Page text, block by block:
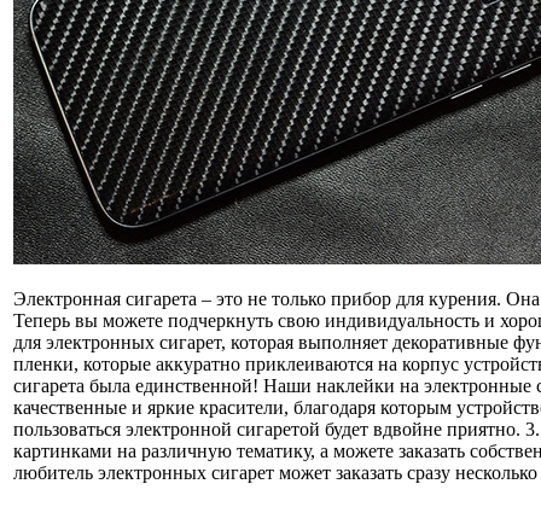
Электронная сигарета – это не только прибор для курения.
Теперь вы можете подчеркнуть свою индивидуальность и
для электронных сигарет, которая выполняет декоративные
пленки, которые аккуратно приклеиваются на корпус
сигарета была единственной! Наши наклейки на
качественные и яркие красители, благодаря которым
пользоваться электронной сигаретой будет вдвойне
картинками на различную тематику, а можете заказать
любитель электронных сигарет может заказать сразу